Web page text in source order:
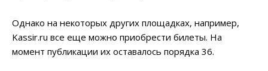
Однако на некоторых других площадках, например,
Kassir.ru все еще можно приобрести билеты. На
момент публикации их оставалось порядка 36.